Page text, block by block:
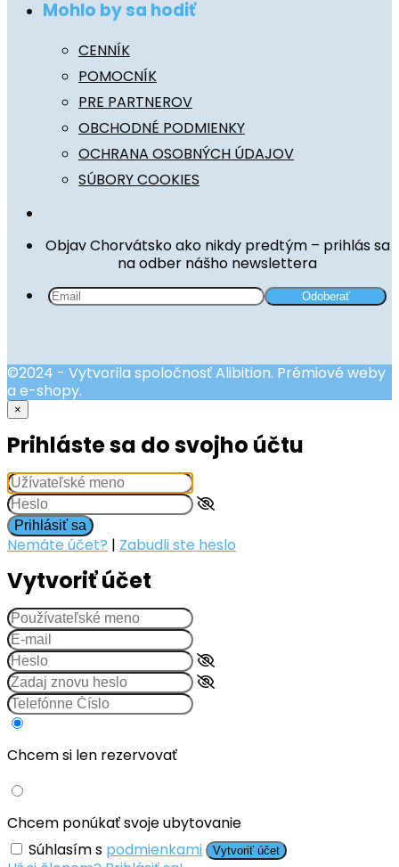
Mohlo by sa hodiť
CENNÍK
POMOCNÍK
PRE PARTNEROV
OBCHODNÉ PODMIENKY
OCHRANA OSOBNÝCH ÚDAJOV
SÚBORY COOKIES
Objav Chorvátsko ako nikdy predtým – prihlás sa
na odber nášho newslettera
©2024 - Vytvorila spoločnosť Alibition. Prémiové weby
a e-shopy.
×
Prihláste sa do svojho účtu
Prihlásiť sa
Nemáte účet? | Zabudli ste heslo
Vytvoriť účet
Chcem si len rezervovať
Chcem ponúkať svoje ubytovanie
Súhlasím s podmienkami Vytvoriť účet